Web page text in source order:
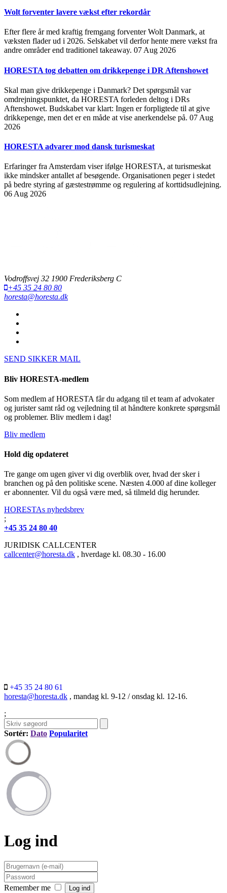
Wolt forventer lavere vækst efter rekordår
Efter flere år med kraftig fremgang forventer Wolt Danmark, at
væksten flader ud i 2026. Selskabet vil derfor hente mere vækst fra
andre områder end traditionel takeaway. 07 Aug 2026
HORESTA tog debatten om drikkepenge i DR Aftenshowet
Skal man give drikkepenge i Danmark? Det spørgsmål var
omdrejningspunktet, da HORESTA forleden deltog i DRs
Aftenshowet. Budskabet var klart: Ingen er forpligtede til at give
drikkepenge, men det er en måde at vise anerkendelse på. 07 Aug
2026
HORESTA advarer mod dansk turismeskat
Erfaringer fra Amsterdam viser ifølge HORESTA, at turismeskat
ikke mindsker antallet af besøgende. Organisationen peger i stedet
på bedre styring af gæstestrømme og regulering af korttidsudlejning.
06 Aug 2026
Vodroffsvej 32 1900 Frederiksberg C
+45 35 24 80 80
horesta@horesta.dk
SEND SIKKER MAIL
Bliv HORESTA-medlem
Som medlem af HORESTA får du adgang til et team af advokater
og jurister samt råd og vejledning til at håndtere konkrete spørgsmål
og problemer. Bliv medlem i dag!
Bliv medlem
Hold dig opdateret
Tre gange om ugen giver vi dig overblik over, hvad der sker i
branchen og på den politiske scene. Næsten 4.000 af dine kolleger
er abonnenter. Vil du også være med, så tilmeld dig herunder.
HORESTAs nyhedsbrev
;
+45 35 24 80 40
JURIDISK CALLCENTER
callcenter@horesta.dk , hverdage kl. 08.30 - 16.00
+45 35 24 80 61
horesta@horesta.dk , mandag kl. 9-12 / onsdag kl. 12-16.
;
Sortér: Dato Popularitet
Log ind
Remember me